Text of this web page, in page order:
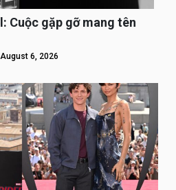
Cuộc gặp gỡ mang tên
August 6, 2026